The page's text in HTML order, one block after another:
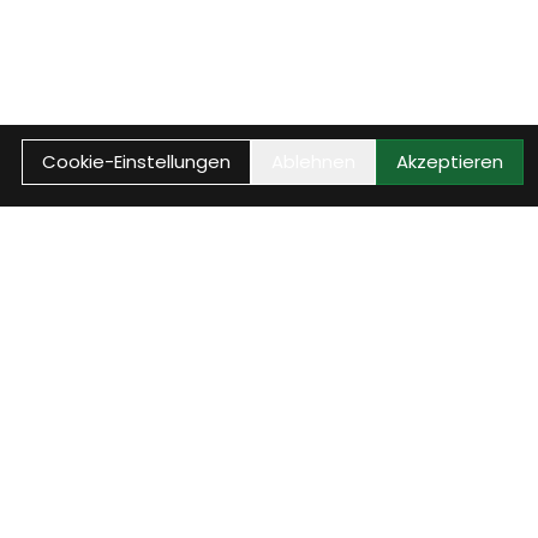
Cookie-Einstellungen Akzeptieren